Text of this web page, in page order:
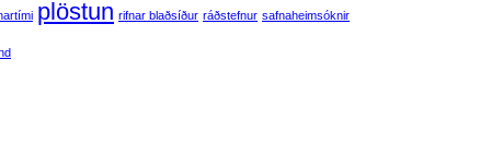
plöstun rifnar blaðsíður ráðstefnur safnaheimsóknir